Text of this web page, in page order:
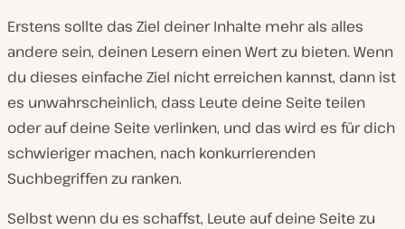
Erstens sollte das Ziel deiner Inhalte mehr als alles
andere sein, deinen Lesern einen Wert zu bieten. Wenn
du dieses einfache Ziel nicht erreichen kannst, dann ist
es unwahrscheinlich, dass Leute deine Seite teilen
oder auf deine Seite verlinken, und das wird es für dich
schwieriger machen, nach konkurrierenden
Suchbegriffen zu ranken.
Selbst wenn du es schaffst, Leute auf deine Seite zu